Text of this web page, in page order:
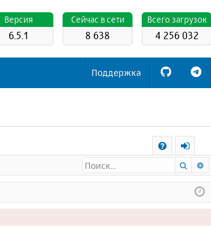
Всего загрузок
4 256 032
Cейчас в сети
8 638
Версия
6.5.1
Поддержка
Q
х
о
д
Поиск